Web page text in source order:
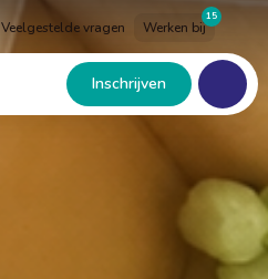
Veelgestelde vragen Werken bij
15
Inschrijven
Menu